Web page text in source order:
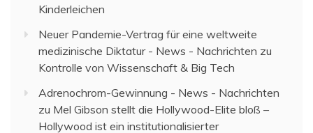
Kinderleichen
Neuer Pandemie-Vertrag für eine weltweite
medizinische Diktatur - News - Nachrichten zu
Kontrolle von Wissenschaft & Big Tech
Adrenochrom-Gewinnung - News - Nachrichten
zu Mel Gibson stellt die Hollywood-Elite bloß –
Hollywood ist ein institutionalisierter